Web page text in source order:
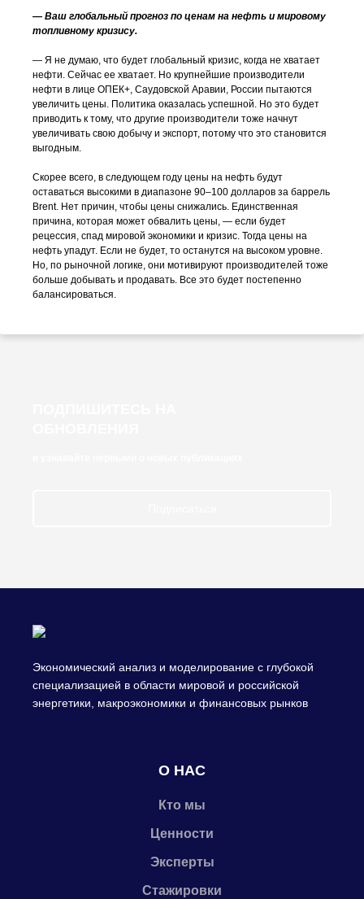
— Ваш глобальный прогноз по ценам на нефть и мировому
топливному кризису.
— Я не думаю, что будет глобальный кризис, когда не хватает
нефти. Сейчас ее хватает. Но крупнейшие производители
нефти в лице ОПЕК+, Саудовской Аравии, России пытаются
увеличить цены. Политика оказалась успешной. Но это будет
приводить к тому, что другие производители тоже начнут
увеличивать свою добычу и экспорт, потому что это становится
выгодным.
Скорее всего, в следующем году цены на нефть будут
оставаться высокими в диапазоне 90–100 долларов за баррель
Brent. Нет причин, чтобы цены снижались. Единственная
причина, которая может обвалить цены, — если будет
рецессия, спад мировой экономики и кризис. Тогда цены на
нефть упадут. Если не будет, то останутся на высоком уровне.
Но, по рыночной логике, они мотивируют производителей тоже
больше добывать и продавать. Все это будет постепенно
балансироваться.
Экономический анализ и моделирование с глубокой
специализацией в области мировой и российской
энергетики, макроэкономики и финансовых рынков
О НАС
Кто мы
Ценности
Эксперты
Стажировки